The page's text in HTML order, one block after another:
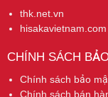
thk.net.vn
hisakavietnam.com
CHÍNH SÁCH
Chính sách bảo
Chính sách bán